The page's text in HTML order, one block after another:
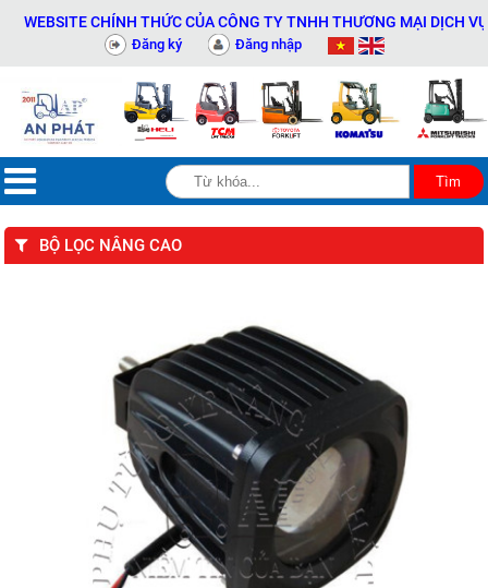
CHÍNH THỨC CỦA CÔNG TY TNHH THƯƠNG MẠI DỊCH VỤ
Đăng ký Đăng nhập
BỘ LỌC NÂNG CAO